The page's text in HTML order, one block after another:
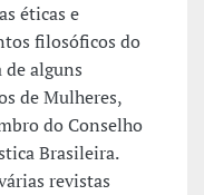
éticas e
filosóficos do
de alguns
de Mulheres,
do Conselho
Brasileira.
revistas